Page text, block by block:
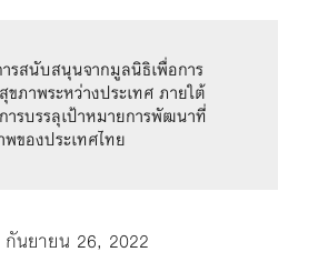
รสนับสนุนจากมูลนิธิเพื่อการ
ภาพระหว่างประเทศ ภายใต้
ารบรรลุเป้าหมายการพัฒนาที่
ของประเทศไทย
นยายน 26, 2022